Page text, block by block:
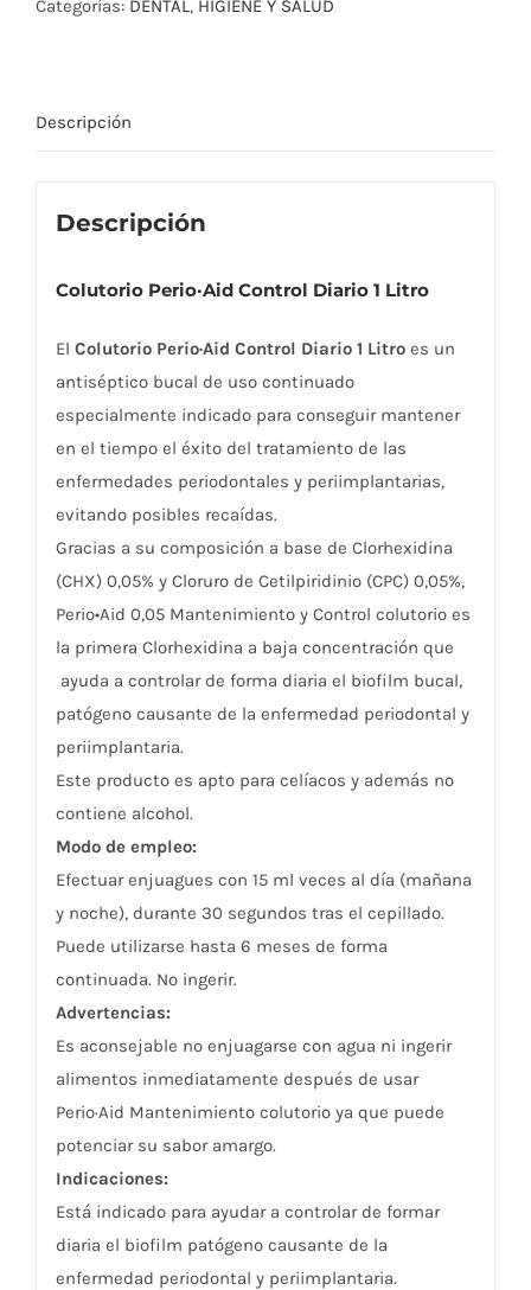
Categorías: DENTAL, HIGIENE Y SALUD
Descripción
Descripción
Colutorio Perio·Aid Control Diario 1 Litro
El Colutorio Perio·Aid Control Diario 1 Litroes un
antiséptico bucal de uso continuado
especialmente indicado para conseguir mantener
en el tiempo el éxito del tratamiento de las
enfermedades periodontales y periimplantarias,
evitando posibles recaídas.
Gracias a su composición a base de Clorhexidina
(CHX) 0,05% y Cloruro de Cetilpiridinio (CPC) 0,05%,
Perio•Aid 0,05 Mantenimiento y Control colutorio es
la primera Clorhexidina a baja concentración que
ayuda a controlar de forma diaria el biofilm bucal,
patógeno causante de la enfermedad periodontal y
periimplantaria.
Este producto es apto para celíacos y además no
contiene alcohol.
Modo de empleo:
Efectuar enjuagues con 15 ml veces al día (mañana
y noche), durante 30 segundos tras el cepillado.
Puede utilizarse hasta 6 meses de forma
continuada. No ingerir.
Advertencias:
Es aconsejable no enjuagarse con agua ni ingerir
alimentos inmediatamente después de usar
Perio·Aid Mantenimiento colutorio ya que puede
potenciar su sabor amargo.
Indicaciones:
Está indicado para ayudar a controlar de formar
diaria el biofilm patógeno causante de la
enfermedad periodontal y periimplantaria.